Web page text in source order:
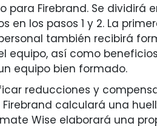
para Firebrand. Se
en los pasos 1 y 2. La
también recibirá
equipo, así como
equipo bien formado.
reducciones y
calculará una
Wise elaborará una